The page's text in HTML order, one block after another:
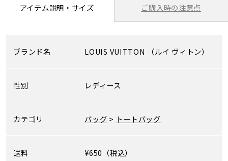
アイテム説明・サイズ ご購入時の注意点
ブランド名 LOUIS VUITTON （ルイ ヴィトン）
性別 レディース
カテゴリ バッグ > トートバッグ
送料 ¥650（税込）